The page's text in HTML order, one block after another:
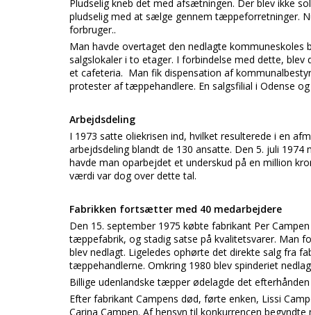
Pludselig kneb det med afsætningen. Der blev ikke
pludselig med at sælge gennem tæppeforretninger.
forbruger..
Man havde overtaget den nedlagte
salgslokaler i to etager. I forbindelse med dette, blev
et cafeteria. Man fik dispensation af
protester af tæppehandlere. En salgsfilial i Odense
Arbejdsdeling
I 1973 satte oliekrisen ind, hvilket resulterede i en
arbejdsdeling blandt de 130 ansatte. Den 5. juli
havde man oparbejdet et underskud på en million
værdi var dog over dette tal.
Fabrikken fortsætter med 40 medarbejdere
Den 15. september 1975 købte fabrikant Per
tæppefabrik, og stadig satse på kvalitetsvarer. Man
blev nedlagt. Ligeledes ophørte det direkte salg fra
tæppehandlerne. Omkring 1980 blev spinderiet
Billige udenlandske tæpper ødelagde det
Efter fabrikant Campens død, førte enken, Lissi
Carina Campen. Af hensyn til konkurrencen